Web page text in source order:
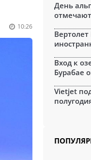
10:26
День
Вход к
Бурабае
Vietjet